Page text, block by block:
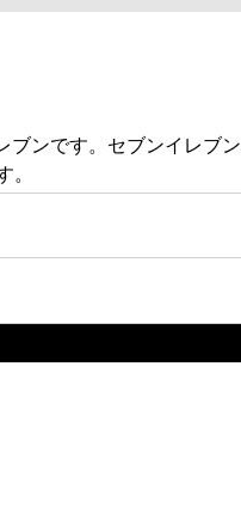
ンです。セブンイレブ
。